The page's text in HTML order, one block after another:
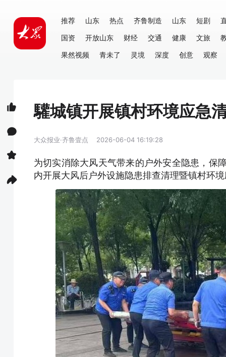
推荐 山东 热点 齐鲁制造 山东 短剧
国资
开放山东 财经 交通 健康 文旅
果然视频
青未了 灵境 深度 创意 观察
驩城镇开展镇村环境应急
大众报业·齐鲁壹点 2026-06-04 16:19:28
为切实消除大风天气带来的户外安全隐患，保
内开展大风后户外设施隐患排查清理暨镇村环